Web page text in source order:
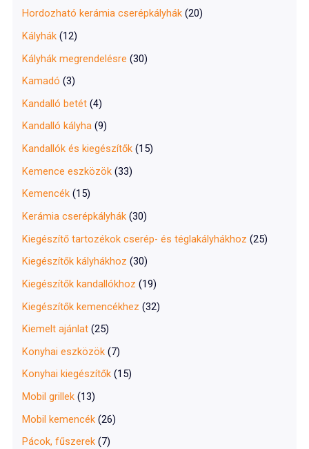
Hordozható kerámia cserépkályhák (20)
Kályhák (12)
Kályhák megrendelésre (30)
Kamadó (3)
Kandalló betét (4)
Kandalló kályha (9)
Kandallók és kiegészítők (15)
Kemence eszközök (33)
Kemencék (15)
Kerámia cserépkályhák (30)
Kiegészítő tartozékok cserép- és téglakályhákhoz (25)
Kiegészítők kályhákhoz (30)
Kiegészítők kandallókhoz (19)
Kiegészítők kemencékhez (32)
Kiemelt ajánlat (25)
Konyhai eszközök (7)
Konyhai kiegészítők (15)
Mobil grillek (13)
Mobil kemencék (26)
Pácok, fűszerek (7)